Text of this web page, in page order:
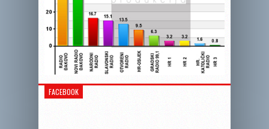
FACEBOOK